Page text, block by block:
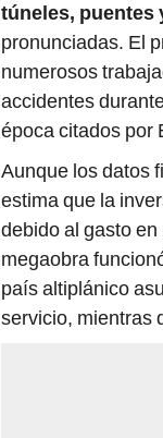
túneles, puentes
pronunciadas. El
numerosos
accidentes
época citados por
Aunque los datos
estima que la
debido al gasto
megaobra
país altiplánico
servicio, mientras